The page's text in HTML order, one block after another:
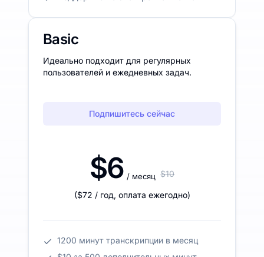
Basic
Идеально подходит для регулярных
пользователей и ежедневных задач.
Подпишитесь сейчас
$6 / месяц $10
($72 / год, оплата ежегодно)
1200 минут транскрипции в месяц